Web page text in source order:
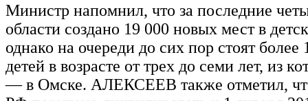
Министр напомнил, что за последние
области создано 19 000 новых мест в
однако на очереди до сих пор стоят более
детей в возрасте от трех до семи лет, из
— в Омске. АЛЕКСЕЕВ также отметил,